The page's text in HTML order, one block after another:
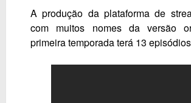
A produção da plataforma de
com muitos nomes da versão
primeira temporada terá 13